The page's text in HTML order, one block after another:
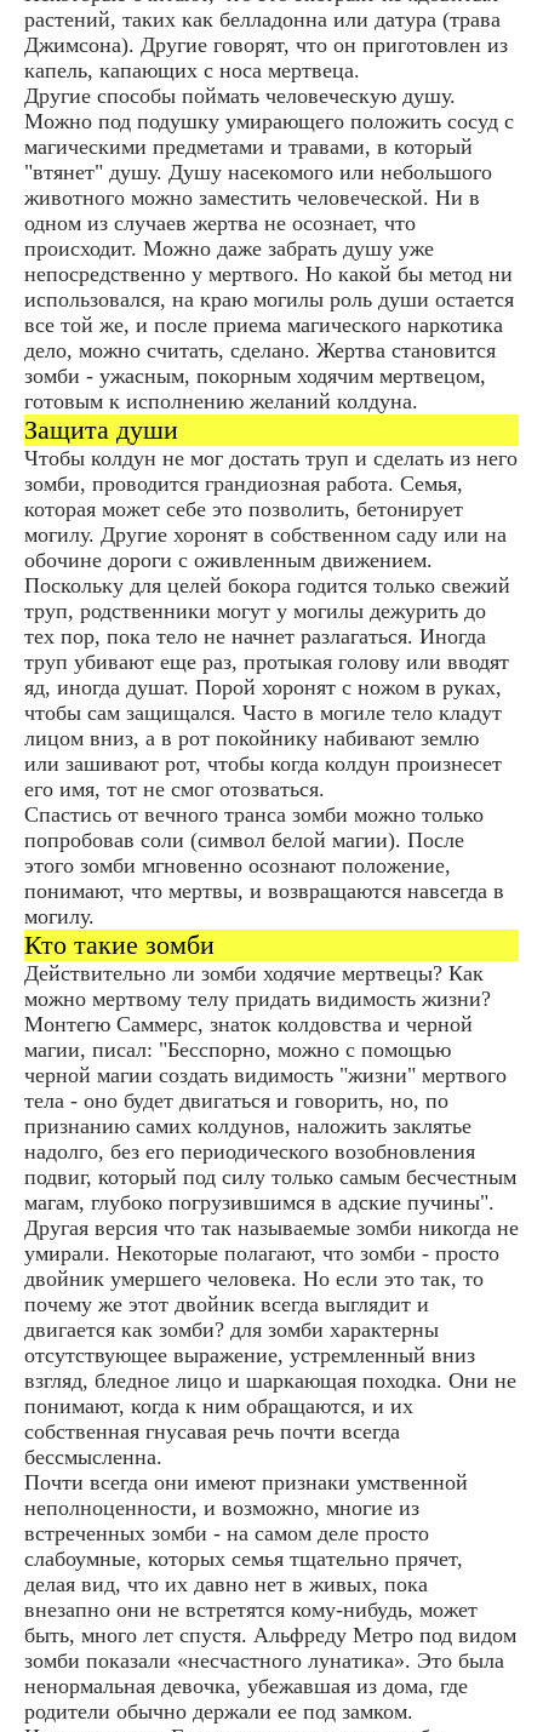
растений, таких как белладонна или датура (трава
Джимсона). Другие говорят, что он пригoтoвлен из
капель, капающих с носа мертвеца.
Другие способы поймать человеческую душу.
Можно под подушку умирающего положить сосуд с
магическими предметами и травами, в который
"втянет" душу. Душу насекомого или небольшого
животного можно заместить человеческой. Ни в
одном из случаев жертва не осознает, что
происходит. Можно даже забрать душу уже
непосредственно у мертвого. Но какой бы метод ни
использовался, на краю могилы роль души остается
все той же, и после приема магического наркотика
дело, можно считать, сделано. Жертва становится
зомби - ужасным, покорным ходячим мертвецом,
готовым к исполнению желаний колдуна.
Защита души
Чтобы колдун не мог достать труп и сделать из него
зомби, проводится грандиозная работа. Семья,
которая может себе это позволить, бетонирует
могилу. Другие хоронят в собственном саду или на
обочине дороги с оживленным движением.
Поскольку для целей бокора годится только свежий
труп, родственники могут у могилы дежурить до
тех пор, пока тело не начнет разлагаться. Иногда
труп убивают еще раз, протыкая голову или вводят
яд, иногда душат. Порой хоронят с ножом в руках,
чтобы сам защищался. Часто в могиле тело кладут
лицом вниз, а в рот покойнику набивают землю
или зашивают рот, чтобы когда колдун произнесет
его имя, тот не смог отозваться.
Спастись от вечного транса зомби можно только
попробовав соли (символ белой магии). После
этого зомби мгновенно осознают положение,
понимают, что мертвы, и возвращаются навсегда в
могилу.
Кто такие зомби
Действительно ли зомби ходячие мертвецы? Как
можно мертвому телу придать видимость жизни?
Монтегю Саммерс, знаток колдовства и черной
магии, писал: "Бесспорно, можно с помощью
черной магии создать видимость "жизни" мертвого
тела - оно будет двигаться и говорить, но, по
признанию самих колдунов, наложить заклятье
надолго, без его периодического возобновления
подвиг, который под силу только самым бесчестным
магам, глубоко погрузившимся в адские пучины".
Другая версия что так называемые зомби никогда не
умирали. Некоторые полагают, что зомби - просто
двойник умершего человека. Но если это так, то
почему же этот двойник всегда выглядит и
двигается как зомби? для зомби характерны
отсутствующее выражение, устремленный вниз
взгляд, бледное лицо и шаркающая походка. Они не
понимают, когда к ним обращаются, и их
собственная гнусавая речь почти всегда
бессмысленна.
Почти всегда они имеют признаки умственной
неполноценности, и возможно, многие из
встреченных зомби - на самом деле просто
слабоумные, которых семья тщательно прячет,
делая вид, что их давно нет в живых, пока
внезапно они не встретятся кому-нибудь, может
быть, много лет спустя. Альфреду Метро под видом
зомби показали «несчастного лунатика». Это была
ненормальная девочка, убежавшая из дома, где
родители обычно держали ее под замком.